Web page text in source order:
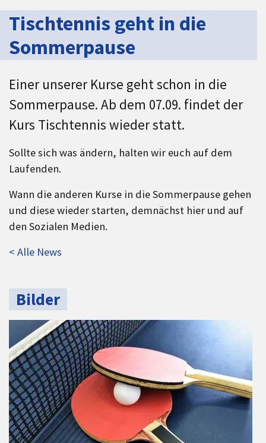
Tischtennis geht in die
Sommerpause
Einer unserer Kurse geht schon in die
Sommerpause. Ab dem 07.09. findet der
Kurs Tischtennis wieder statt.
Sollte sich was ändern, halten wir euch auf dem
Laufenden.
Wann die anderen Kurse in die Sommerpause gehen
und diese wieder starten, demnächst hier und auf
den Sozialen Medien.
< Alle News
Bilder